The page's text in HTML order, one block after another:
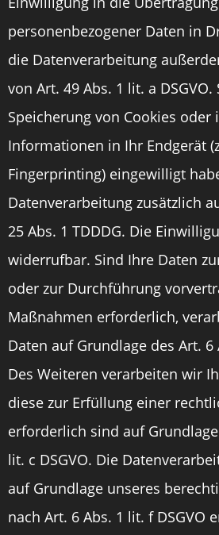
personenbezogener Daten in
die Datenverarbeitung
von Art. 49 Abs. 1 lit. a
Speicherung von Cookies
Informationen in Ihr Endgerät
Fingerprinting) eingewilligt
Datenverarbeitung zusätzlich
25 Abs. 1 TDDDG. Die
widerrufbar. Sind Ihre Daten
oder zur Durchführung
Maßnahmen erforderlich,
Daten auf Grundlage des Art. 6
Des Weiteren verarbeiten wir
diese zur Erfüllung einer
erforderlich sind auf
lit. c DSGVO. Die
auf Grundlage unseres
nach Art. 6 Abs. 1 lit. f DSGVO